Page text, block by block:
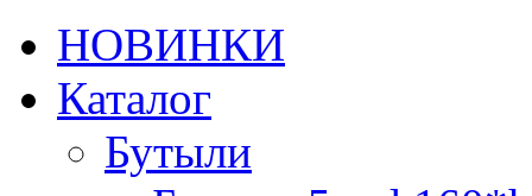
НОВИНКИ
Каталог
Бутыли